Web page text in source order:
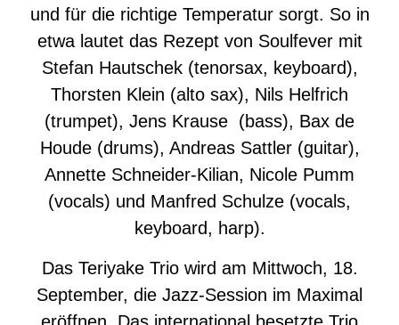
und für die richtige Temperatur sorgt. So in
etwa lautet das Rezept von Soulfever mit
Stefan Hautschek (tenorsax, keyboard),
Thorsten Klein (alto sax), Nils Helfrich
(trumpet), Jens Krause (bass), Bax de
Houde (drums), Andreas Sattler (guitar),
Annette Schneider-Kilian, Nicole Pumm
(vocals) und Manfred Schulze (vocals,
keyboard, harp).
Das Teriyake Trio wird am Mittwoch, 18.
September, die Jazz-Session im Maximal